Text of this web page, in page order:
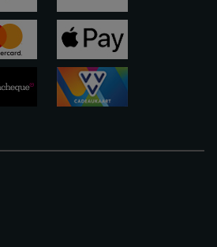
riverty
apple-
pay